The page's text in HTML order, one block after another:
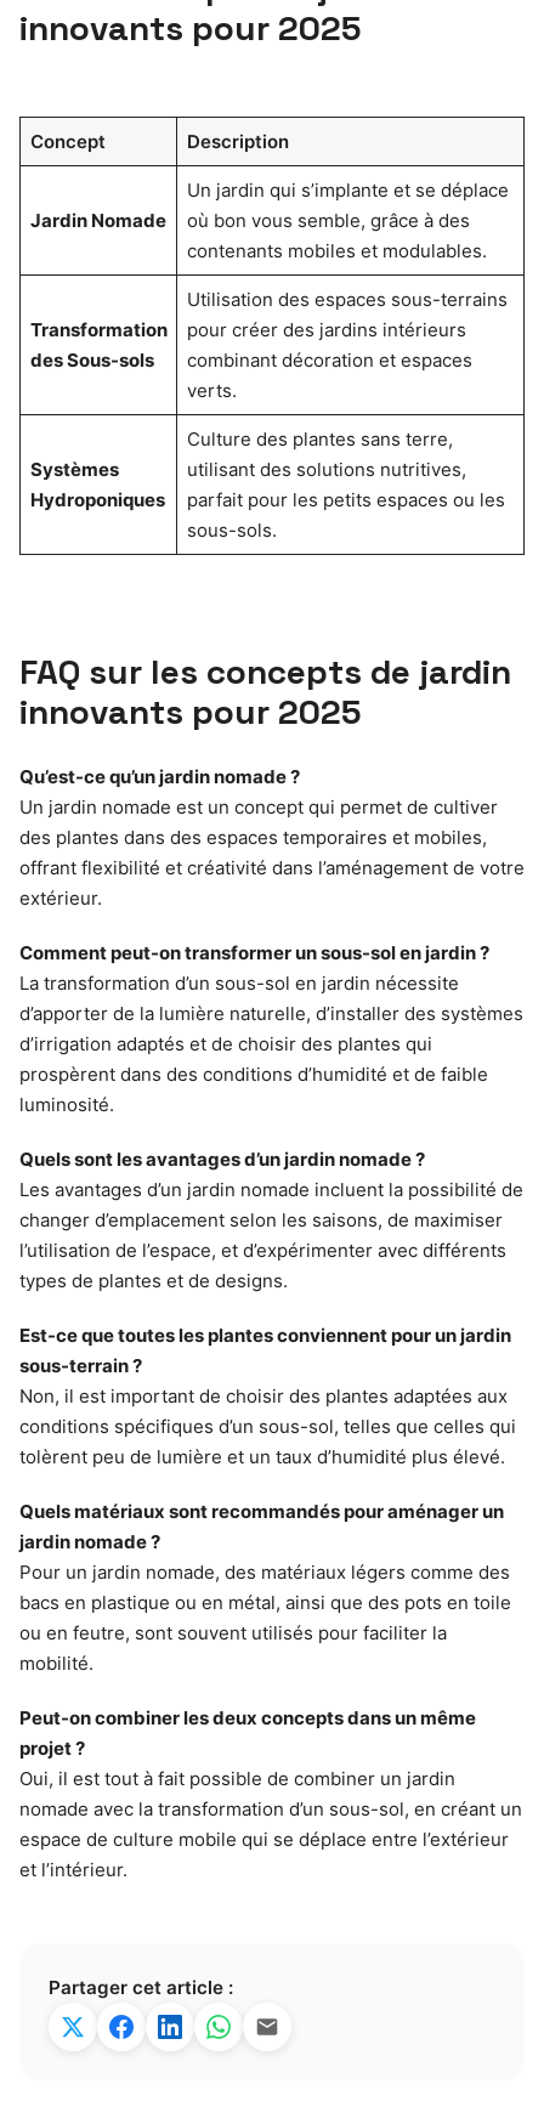
innovants pour 2025
Concept Description
Jardin Nomade
Un jardin qui s’implante et se déplace
où bon vous semble, grâce à des
contenants mobiles et modulables.
Transformation
des Sous-sols
Utilisation des espaces sous-terrains
pour créer des jardins intérieurs
combinant décoration et espaces
verts.
Systèmes
Hydroponiques
Culture des plantes sans terre,
utilisant des solutions nutritives,
parfait pour les petits espaces ou les
sous-sols.
FAQ sur les concepts de jardin
innovants pour 2025
Qu’est-ce qu’un jardin nomade ?
Un jardin nomade est un concept qui permet de cultiver
des plantes dans des espaces temporaires et mobiles,
offrant flexibilité et créativité dans l’aménagement de votre
extérieur.
Comment peut-on transformer un sous-sol en jardin ?
La transformation d’un sous-sol en jardin nécessite
d’apporter de la lumière naturelle, d’installer des systèmes
d’irrigation adaptés et de choisir des plantes qui
prospèrent dans des conditions d’humidité et de faible
luminosité.
Quels sont les avantages d’un jardin nomade ?
Les avantages d’un jardin nomade incluent la possibilité de
changer d’emplacement selon les saisons, de maximiser
l’utilisation de l’espace, et d’expérimenter avec différents
types de plantes et de designs.
Est-ce que toutes les plantes conviennent pour un jardin
sous-terrain ?
Non, il est important de choisir des plantes adaptées aux
conditions spécifiques d’un sous-sol, telles que celles qui
tolèrent peu de lumière et un taux d’humidité plus élevé.
Quels matériaux sont recommandés pour aménager un
jardin nomade ?
Pour un jardin nomade, des matériaux légers comme des
bacs en plastique ou en métal, ainsi que des pots en toile
ou en feutre, sont souvent utilisés pour faciliter la
mobilité.
Peut-on combiner les deux concepts dans un même
projet ?
Oui, il est tout à fait possible de combiner un jardin
nomade avec la transformation d’un sous-sol, en créant un
espace de culture mobile qui se déplace entre l’extérieur
et l’intérieur.
Partager cet article :